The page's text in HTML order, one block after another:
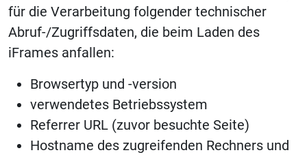
für die Verarbeitung folgender technischer
Abruf-/Zugriffsdaten, die beim Laden des
iFrames anfallen:
Browsertyp und -version
verwendetes Betriebssystem
Referrer URL (zuvor besuchte Seite)
Hostname des zugreifenden Rechners und